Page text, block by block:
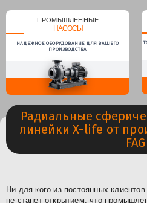
ПРОМЫШЛЕННЫЕ
НАСОСЫ
НАДЕЖНОЕ ОБОРУДОВАНИЕ ДЛЯ ВАШЕГО
ПРОИЗВОДСТВА
Радиальные
линейки X-life от
FAG
Ни для кого из постоянных
не станет открытием, что